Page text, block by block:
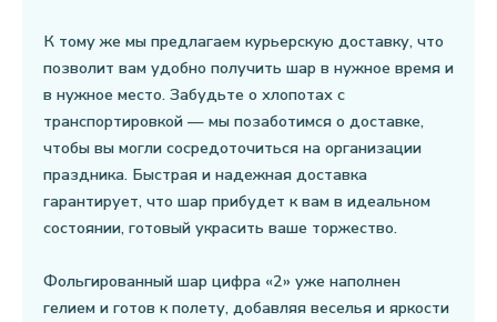
К тому же мы предлагаем курьерскую доставку, что
позволит вам удобно получить шар в нужное время и
в нужное место. Забудьте о хлопотах с
транспортировкой — мы позаботимся о доставке,
чтобы вы могли сосредоточиться на организации
праздника. Быстрая и надежная доставка
гарантирует, что шар прибудет к вам в идеальном
состоянии, готовый украсить ваше торжество.
Фольгированный шар цифра «2» уже наполнен
гелием и готов к полету, добавляя веселья и яркости